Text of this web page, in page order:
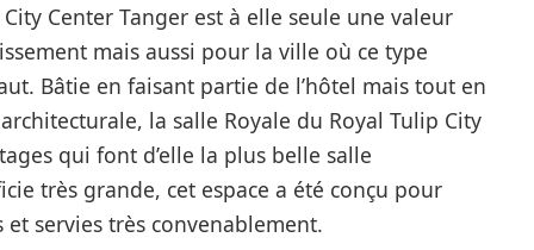
Center Tanger est à elle seule une valeur
mais aussi pour la ville où ce type
Bâtie en faisant partie de l’hôtel mais tout en
la salle Royale du Royal Tulip City
qui font d’elle la plus belle salle
très grande, cet espace a été conçu pour
et servies très convenablement.